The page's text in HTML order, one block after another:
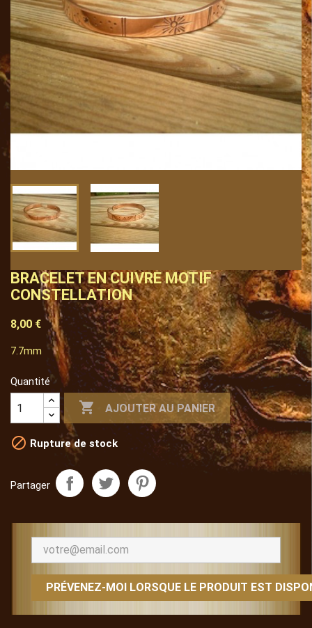
BRACELET EN CUIVRE MOTIF
CONSTELLATION
8,00 €
7.7mm
Quantité
 AJOUTER AU PANIER
 Rupture de stock
Partager
PRÉVENEZ-MOI LORSQUE LE PRODUIT EST